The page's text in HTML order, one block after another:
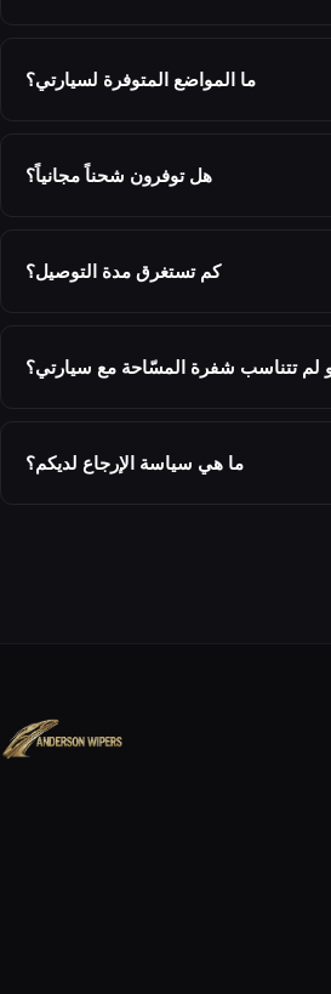
ما المواضع المتوفرة لسيارتي؟
هل توفرون شحناً مجانياً؟
كم تستغرق مدة التوصيل؟
لم تتناسب شفرة المسّاحة مع سيارتي؟
ما هي سياسة الإرجاع لديكم؟